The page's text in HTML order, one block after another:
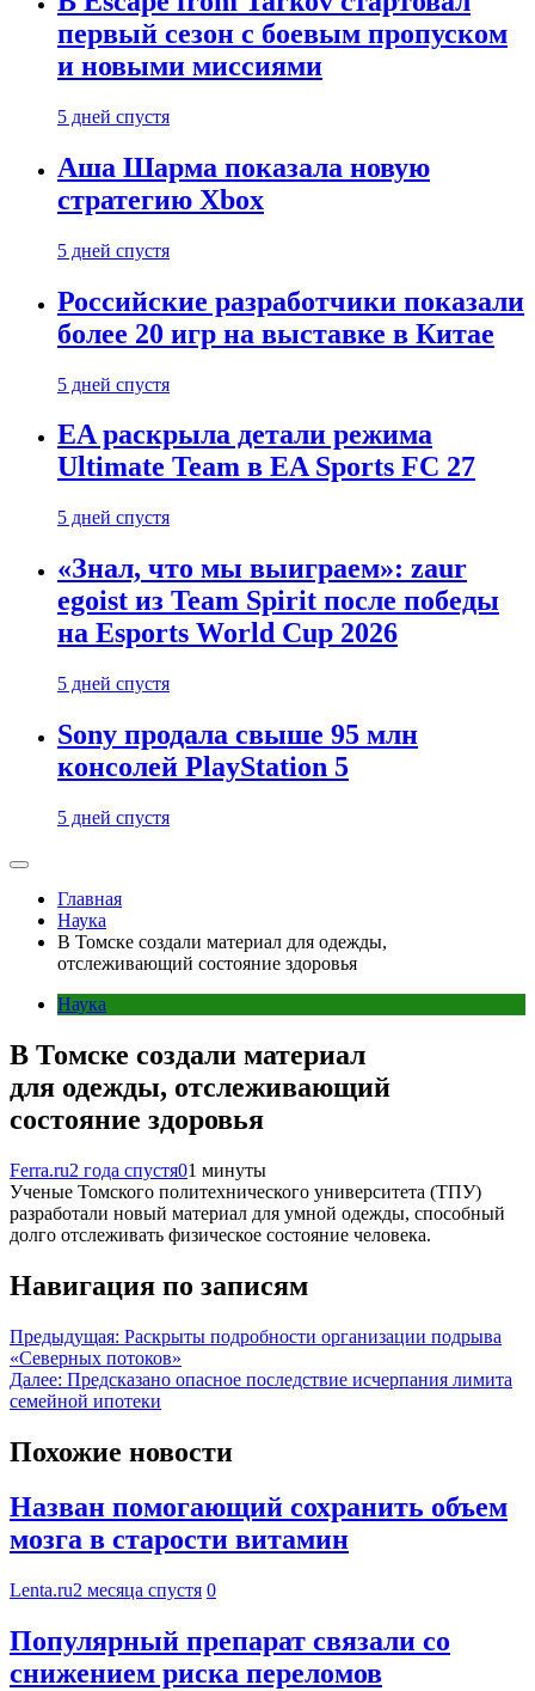
первый сезон с боевым пропуском
и новыми миссиями
5 дней спустя
Аша Шарма показала новую
стратегию Xbox
5 дней спустя
Российские разработчики показали
более 20 игр на выставке в Китае
5 дней спустя
EA раскрыла детали режима
Ultimate Team в EA Sports FC 27
5 дней спустя
«Знал, что мы выиграем»: zaur
egoist из Team Spirit после победы
на Esports World Cup 2026
5 дней спустя
Sony продала свыше 95 млн
консолей PlayStation 5
5 дней спустя
Главная
Наука
В Томске создали материал для одежды,
отслеживающий состояние здоровья
Наука
В Томске создали материал
для одежды, отслеживающий
состояние здоровья
Ferra.ru2 года спустя01 минуты
Ученые Томского политехнического университета (ТПУ)
разработали новый материал для умной одежды, способный
долго отслеживать физическое состояние человека.
Навигация по записям
Предыдущая: Раскрыты подробности организации подрыва
«Северных потоков»
Далее: Предсказано опасное последствие исчерпания лимита
семейной ипотеки
Похожие новости
Назван помогающий сохранить объем
мозга в старости витамин
Lenta.ru2 месяца спустя 0
Популярный препарат связали со
снижением риска переломов